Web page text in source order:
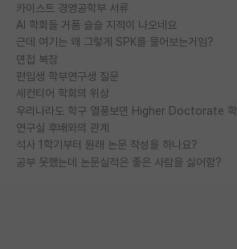
카이스트 경영공학부 서류
AI 학회들 거품 슬슬 지적이 나오네요
근데 여기는 왜 그렇게 SPK를 물어보는거임?
면접 복장
편입생 학부연구생 질문
세컨티어 학회의 위상
연구실 후배와의 관계
석사 1학기부터 원래 논문 작성을 하나요?
공부 못했는데 논문실적은 좋은 사람을 싫어함?